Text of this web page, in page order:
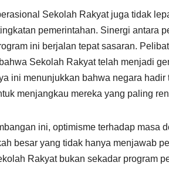
Sekolah Rakyat juga tidak
pemerintahan. Sinergi antara
ini berjalan tepat sasaran.
Sekolah Rakyat telah menjadi
ini menunjukkan bahwa negara
menjangkau mereka yang paling
ini, optimisme terhadap masa
besar yang tidak hanya menjawab
Rakyat bukan sekadar program